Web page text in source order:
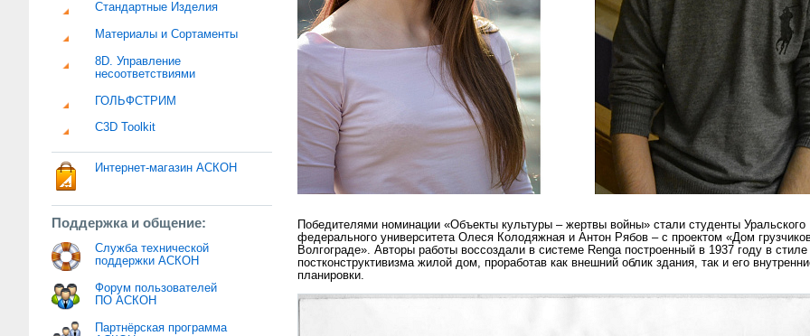
Стандартные Изделия
Материалы и Сортаменты
8D. Управление
несоответствиями
ГОЛЬФСТРИМ
C3D Toolkit
Интернет-магазин АСКОН
Поддержка и общение:
Служба технической
поддержки АСКОН
Форум пользователей
ПО АСКОН
Партнёрская программа
Победителями номинации «Объекты культуры – жертвы войны» стали студенты Уральского
федерального университета Олеся Колодяжная и Антон Рябов – с проектом «Дом
Волгограде». Авторы работы воссоздали в системе Renga построенный в 1937 году в стиле
постконструктивизма жилой дом, проработав как внешний облик здания, так и его
планировки.